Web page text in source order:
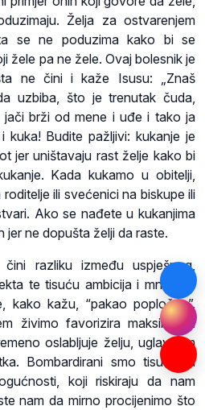
Želja za ostvarenjem
se ne poduzima kako bi se
žele pa ne žele. Ovaj bolesnik je
ne čini i kaže Isusu: „Znaš
uzbiba, što je trenutak čuda,
brži od mene i uđe i tako ja
kuka! Budite pažljivi: kukanje je
jer uništavaju rast želje kako bi
Kada kukamo u obitelji,
ili svećenici na biskupe ili
Ako se nađete u kukanjima
jer ne dopušta želji da raste.
razliku između uspješnog,
te tisuću ambicija i mnoštva
kako kažu, “pakao popločan”.
živimo favorizira maksimalnu
oslabljuje želju, uglavnom
Bombardirani smo tisućama
koji riskiraju da nam
nam da mirno procijenimo što